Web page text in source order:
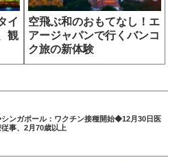
イ
観
空飛ぶ和のおもてなし！エ
アージャパンで行くバンコ
ク旅の新体験
ンガポール：ワクチン接種開始◆12月30日医
従事、2月70歳以上